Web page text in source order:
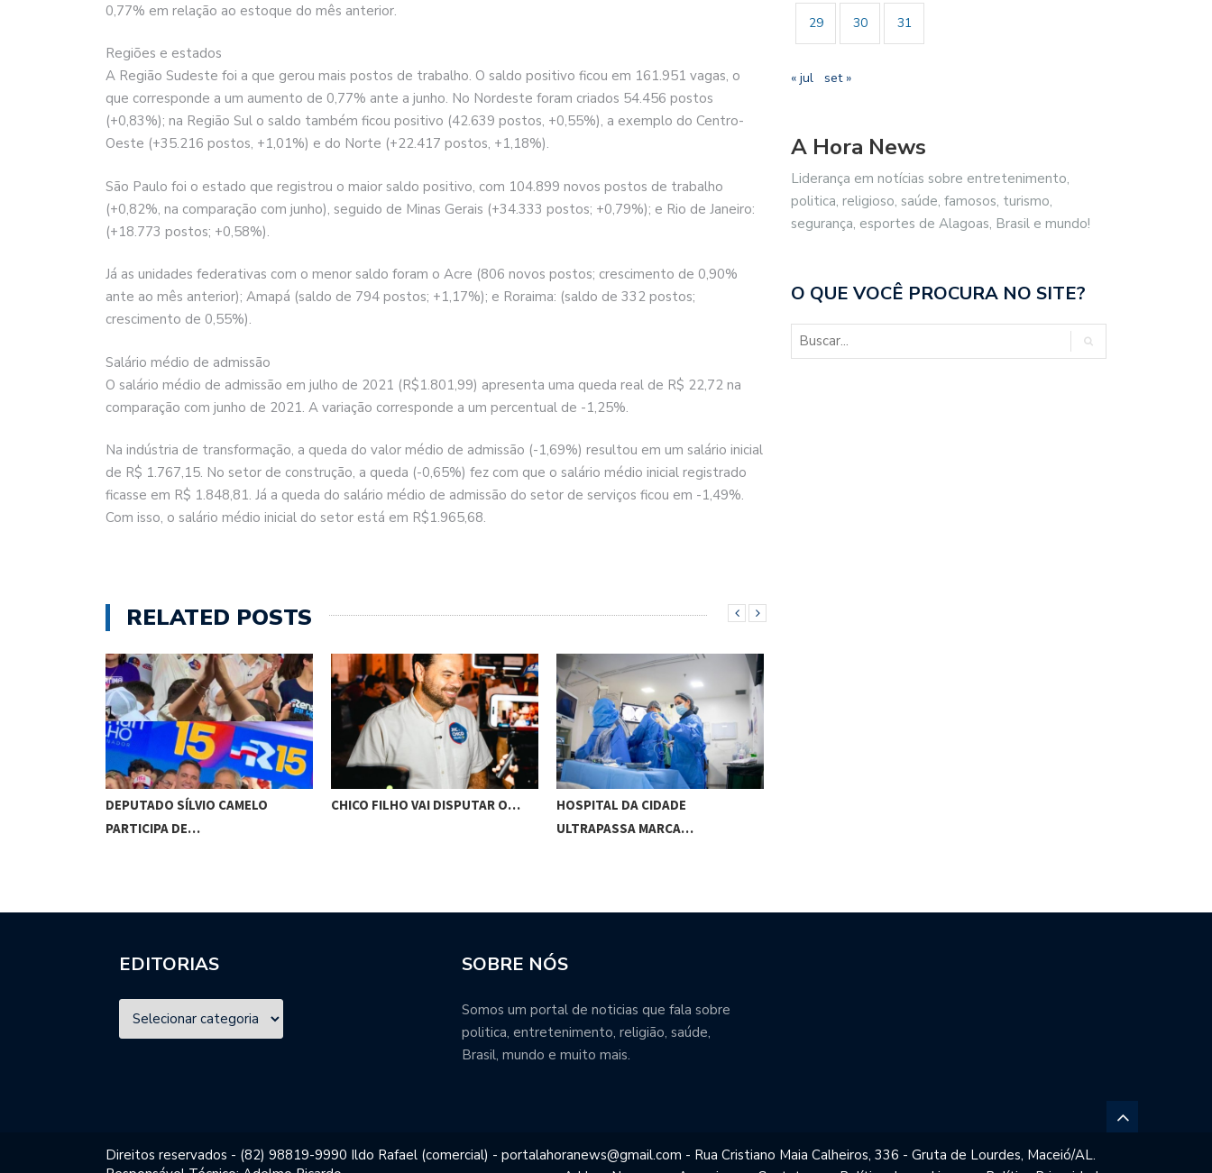
0,77% em relação ao estoque do mês anterior.
Regiões e estados
A Região Sudeste foi a que gerou mais postos de trabalho. O saldo positivo ficou em 161.951 vagas, o
que corresponde a um aumento de 0,77% ante a junho. No Nordeste foram criados 54.456 postos
(+0,83%); na Região Sul o saldo também ficou positivo (42.639 postos, +0,55%), a exemplo do Centro-
Oeste (+35.216 postos, +1,01%) e do Norte (+22.417 postos, +1,18%).
São Paulo foi o estado que registrou o maior saldo positivo, com 104.899 novos postos de trabalho
(+0,82%, na comparação com junho), seguido de Minas Gerais (+34.333 postos; +0,79%); e Rio de Janeiro:
(+18.773 postos; +0,58%).
Já as unidades federativas com o menor saldo foram o Acre (806 novos postos; crescimento de 0,90%
ante ao mês anterior); Amapá (saldo de 794 postos; +1,17%); e Roraima: (saldo de 332 postos;
crescimento de 0,55%).
Salário médio de admissão
O salário médio de admissão em julho de 2021 (R$1.801,99) apresenta uma queda real de R$ 22,72 na
comparação com junho de 2021. A variação corresponde a um percentual de -1,25%.
Na indústria de transformação, a queda do valor médio de admissão (-1,69%) resultou em um salário inicial
de R$ 1.767,15. No setor de construção, a queda (-0,65%) fez com que o salário médio inicial registrado
ficasse em R$ 1.848,81. Já a queda do salário médio de admissão do setor de serviços ficou em -1,49%.
Com isso, o salário médio inicial do setor está em R$1.965,68.
RELATED POSTS
DEPUTADO SÍLVIO CAMELO
PARTICIPA DE…
CHICO FILHO VAI DISPUTAR O…
HOSPITAL DA CIDADE
ULTRAPASSA MARCA…
29 30 31
« jul set »
A Hora News
Liderança em notícias sobre entretenimento,
politica, religioso, saúde, famosos, turismo,
segurança, esportes de Alagoas, Brasil e mundo!
O QUE VOCÊ PROCURA NO SITE?
EDITORIAS SOBRE NÓS
Somos um portal de noticias que fala sobre
politica, entretenimento, religião, saúde,
Brasil, mundo e muito mais.
Direitos reservados - (82) 98819-9990 Ildo Rafael (comercial) - portalahoranews@gmail.com - Rua Cristiano Maia Calheiros, 336 - Gruta de Lourdes, Maceió/AL.